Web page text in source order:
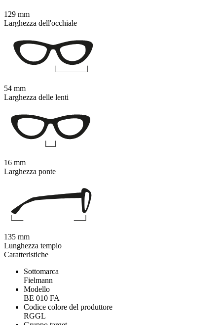
Caratteristiche
Sottomarca
Fielmann
Modello
BE 010 FA
Codice colore del produttore
RGGL
129 mm
Larghezza dell'occhiale
54 mm
Larghezza delle lenti
16 mm
Larghezza ponte
135 mm
Lunghezza tempio